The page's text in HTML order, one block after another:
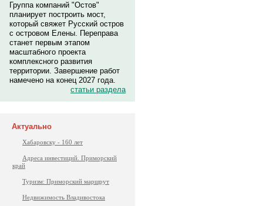
Группа компаний "Остов"
планирует построить мост,
который свяжет Русский остров
с островом Елены. Переправа
станет первым этапом
масштабного проекта
комплексного развития
территории. Завершение работ
намечено на конец 2027 года.
статьи раздела
Актуально
Хабаровску - 160 лет
Адреса инвестиций. Приморский
край
Туризм: Приморский маршрут
Недвижимость Владивостока